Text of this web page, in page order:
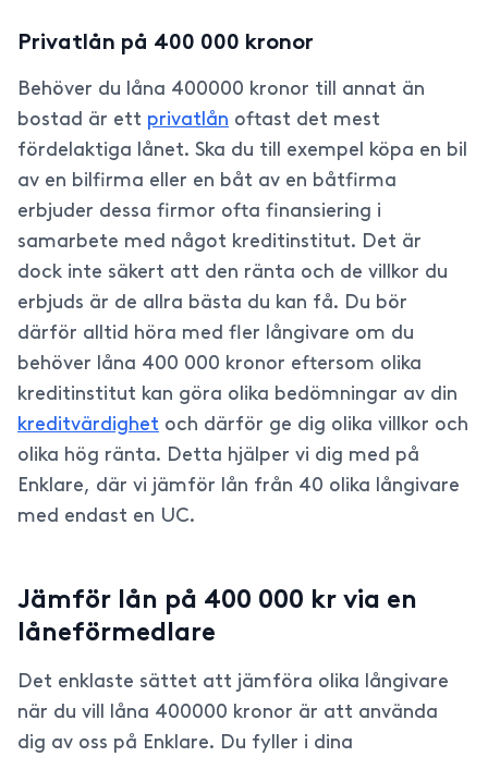
Privatlån på 400 000 kronor
Behöver du låna 400000 kronor till annat än
bostad är ett privatlån oftast det mest
fördelaktiga lånet. Ska du till exempel köpa en bil
av en bilfirma eller en båt av en båtfirma
erbjuder dessa firmor ofta finansiering i
samarbete med något kreditinstitut. Det är
dock inte säkert att den ränta och de villkor du
erbjuds är de allra bästa du kan få. Du bör
därför alltid höra med fler långivare om du
behöver låna 400 000 kronor eftersom olika
kreditinstitut kan göra olika bedömningar av din
kreditvärdighet och därför ge dig olika villkor och
olika hög ränta. Detta hjälper vi dig med på
Enklare, där vi jämför lån från 40 olika långivare
med endast en UC.
Jämför lån på 400 000 kr via en
låneförmedlare
Det enklaste sättet att jämföra olika långivare
när du vill låna 400000 kronor är att använda
dig av oss på Enklare. Du fyller i dina